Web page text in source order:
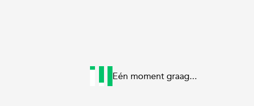
Eén moment graag...